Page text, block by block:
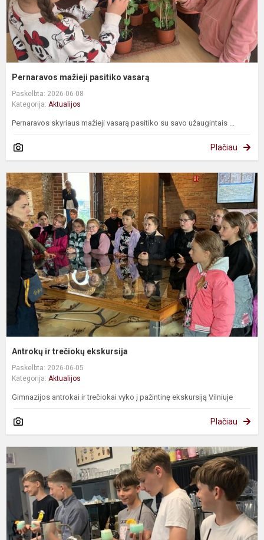
Pernaravos mažieji pasitiko vasarą
Paskelbta: 2026-06-08
Kategorija: Aktualijos
Pernaravos skyriaus mažieji vasarą pasitiko su savo užaugintais ...
Plačiau
Antrokų ir trečiokų ekskursija
Paskelbta: 2026-06-05
Kategorija: Aktualijos
Gimnazijos antrokai ir trečiokai vyko į pažintinę ekskursiją Vilniuje
Plačiau